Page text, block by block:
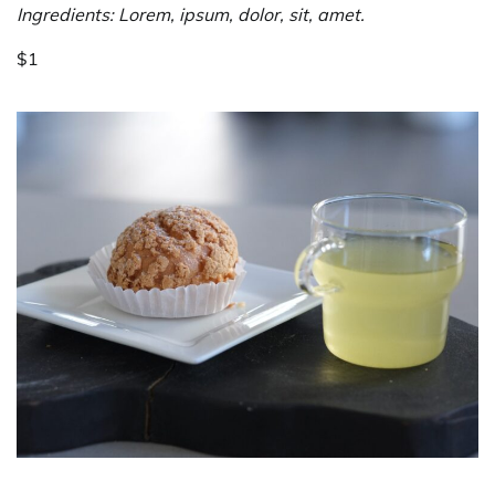
Ingredients: Lorem, ipsum, dolor, sit, amet.
$1